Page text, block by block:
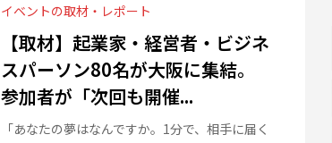
イベントの取材・レポート
【取材】起業家・経営者・ビジネ
スパーソン80名が大阪に集結。
参加者が「次回も開催...
「あなたの夢はなんですか。1分で、相手に届く